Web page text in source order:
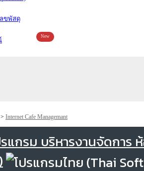
ลขพัสดุ
New
> Internet Cafe Managemant
แกรม บริหารงานจัดการ